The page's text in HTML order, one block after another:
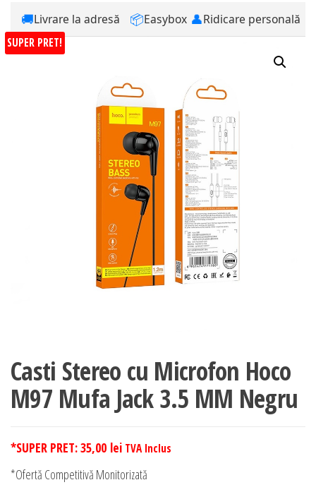
🚚Livrare la adresă 📦Easybox 👤Ridicare personală
SUPER PRET!
Casti Stereo cu Microfon Hoco
M97 Mufa Jack 3.5 MM Negru
*SUPER PRET:35,00 lei TVA Inclus
*Ofertă Competitivă Monitorizată